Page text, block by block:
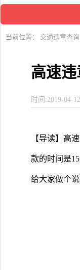
当前位置： 交通违章查
高速
时间:2019-04-12
【导读】高
款的时间是
给大家做个说